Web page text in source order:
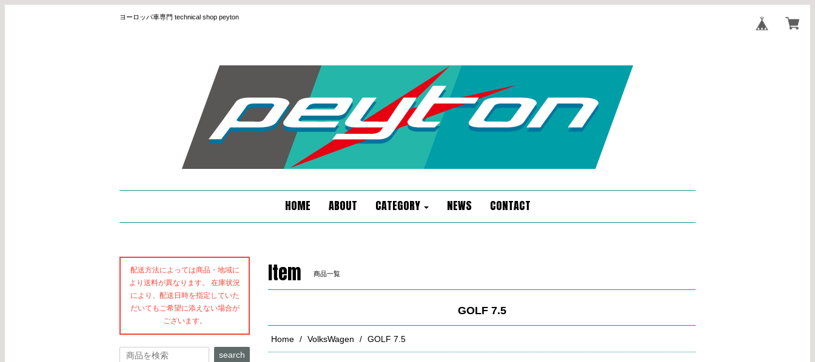
ヨーロッパ車専門 technical shop peyton
HOME ABOUT CATEGORY NEWS CONTACT
Item 商品一覧
GOLF 7.5
Home VolksWagen GOLF 7.5
配送方法によっては商品・地域に
より送料が異なります。 在庫状況
により、配送日時を指定していた
だいてもご希望に添えない場合が
ございます。
search